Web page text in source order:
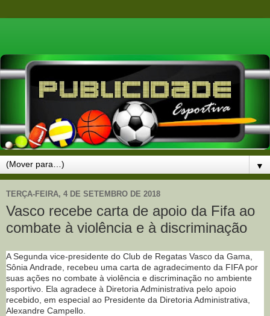
▼
TERÇA-FEIRA, 4 DE SETEMBRO DE 2018
Vasco recebe carta de apoio da Fifa ao
combate à violência e à discriminação
A Segunda vice-presidente do Club de Regatas Vasco da Gama,
Sônia Andrade, recebeu uma carta de agradecimento da FIFA por
suas ações no combate à violência e discriminação no ambiente
esportivo. Ela agradece à Diretoria Administrativa pelo apoio
recebido, em especial ao Presidente da Diretoria Administrativa,
Alexandre Campello.